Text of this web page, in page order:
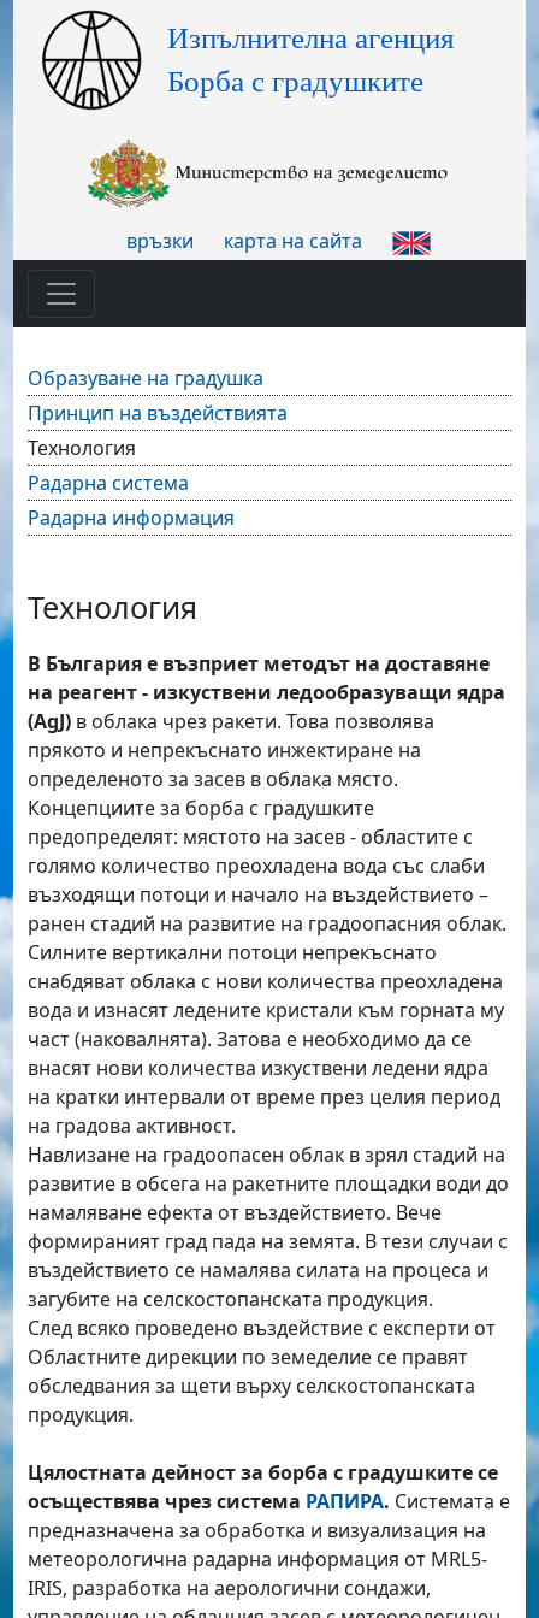
връзки карта на сайта
Образуване на градушка
Принцип на въздействията
Технология
Радарна система
Радарна информация
Технология
В България е възприет методът на доставяне
на реагент - изкуствени ледообразуващи ядра
(АgJ) в облака чрез ракети. Това позволява
прякото и непрекъснато инжектиране на
определеното за засев в облака място.
Концепциите за борба с градушките
предопределят: мястото на засев - областите с
голямо количество преохладена вода със слаби
възходящи потоци и начало на въздействието –
ранен стадий на развитие на градоопасния облак.
Силните вертикални потоци непрекъснато
снабдяват облака с нови количества преохладена
вода и изнасят ледените кристали към горната му
част (наковалнята). Затова е необходимо да се
внасят нови количества изкуствени ледени ядра
на кратки интервали от време през целия период
на градова активност.
Навлизане на градоопасен облак в зрял стадий на
развитие в обсега на ракетните площадки води до
намаляване ефекта от въздействието. Вече
формираният град пада на земята. В тези случаи с
въздействието се намалява силата на процеса и
загубите на селскостопанската продукция.
След всяко проведено въздействие с експерти от
Областните дирекции по земеделие се правят
обследвания за щети върху селскостопанската
продукция.
Цялостната дейност за борба с градушките се
осъществява чрез система РАПИРА. Системата е
предназначена за обработка и визуализация на
метеорологична радарна информация от MRL5-
IRIS, разработка на аерологични сондажи,